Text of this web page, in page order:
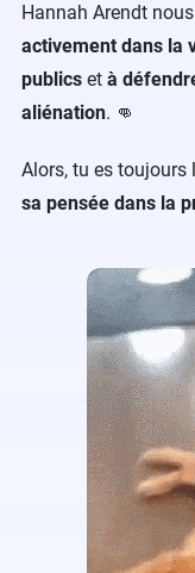
Hannah Arendt
activement dans la
publics et à
aliénation. 👊
Alors, tu es toujours
sa pensée dans la